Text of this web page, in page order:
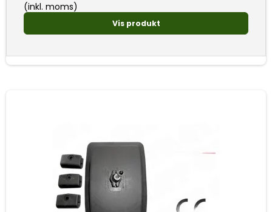
(inkl. moms)
Vis produkt